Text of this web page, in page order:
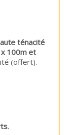
ténacité
100m et
(offert).